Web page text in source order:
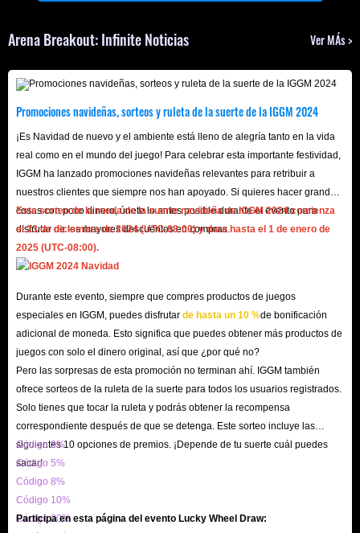
IGGM
En Arena Breakout: Infinite, un shooter lleno de emoción y
riesgo, los koens son el núcleo que conecta todo el
proceso de exploración. Su uso más común es
intercambiar objetos con vendedores del juego y otros
jugadores. Otro uso común es mejorar tu equipo en
combate y rescatarte si no logras evacuar.
Suelen aparecer en el mapa de batalla como trofeos tras
eliminar al enemigo o como una gran recompensa tras
una evacuación exitosa. Sin embargo, la forma más
efectiva es obtener más koens vendiendo objetos.
¿Cuáles son los métodos específicos para obtener koens?
Dado que la cantidad de koens necesarios en Arena
Breakout: Infinite es muy alta, aquí tienes algunos
métodos efectivos y operaciones específicas para
obtenerlos:
1. Completar la eliminación
Cada enemigo que elimines, ya sea un jugador real o un
PNJ, te otorgará una cantidad de koens al morir. Depende
en gran medida del nivel del enemigo y de la dificultad
del combate. Además, destruir algunos cofres del tesoro
en la ruta de exploración también te permitirá encontrar
Arena Breakout: Infinite Noticias Ver MÁs >
Promociones navideñas, sorteos y ruleta de la suerte de la IGGM 2024
¡Es Navidad de nuevo y el ambiente está lleno de alegría tanto en la vida
real como en el mundo del juego! Para celebrar esta importante festividad,
IGGM ha lanzado promociones navideñas relevantes para retribuir a
nuestros clientes que siempre nos han apoyado. Si quieres hacer grandes
cosas con poco dinero, únete lo antes posible durante el evento para
disfrutar de los mayores descuentos en compras.
Este sorteo de la rueda de la suerte navideña de IGGM 2024 comienza
el 23 de diciembre de 2024 (UTC-08:00) y dura hasta el 1 de enero de
2025 (UTC-08:00).
Durante este evento, siempre que compres productos de juegos
especiales en IGGM, puedes disfrutar de hasta un 10 %de bonificación
adicional de moneda. Esto significa que puedes obtener más productos de
juegos con solo el dinero original, así que ¿por qué no?
Pero las sorpresas de esta promoción no terminan ahí. IGGM también
ofrece sorteos de la ruleta de la suerte para todos los usuarios registrados.
Solo tienes que tocar la ruleta y podrás obtener la recompensa
correspondiente después de que se detenga. Este sorteo incluye las
siguientes 10 opciones de premios. ¡Depende de tu suerte cuál puedes
sacar!
Código 3%
Código 5%
Código 8%
Código 10%
Código 20%
Participa en esta página del evento Lucky Wheel Draw: